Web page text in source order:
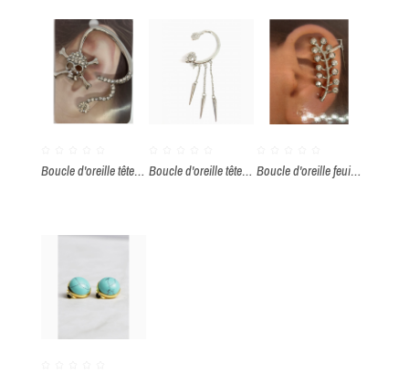
Boucle d'oreille tête de mort Boucle d'oreille tête de mort et griffe Boucle d'oreille feuille